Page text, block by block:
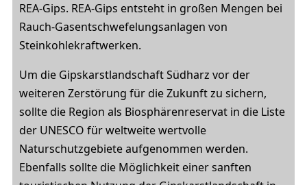
REA-Gips. REA-Gips entsteht in großen Mengen bei
Rauch-Gasentschwefelungsanlagen von
Steinkohlekraftwerken.
Um die Gipskarstlandschaft Südharz vor der
weiteren Zerstörung für die Zukunft zu sichern,
sollte die Region als Biosphärenreservat in die Liste
der UNESCO für weltweite wertvolle
Naturschutzgebiete aufgenommen werden.
Ebenfalls sollte die Möglichkeit einer sanften